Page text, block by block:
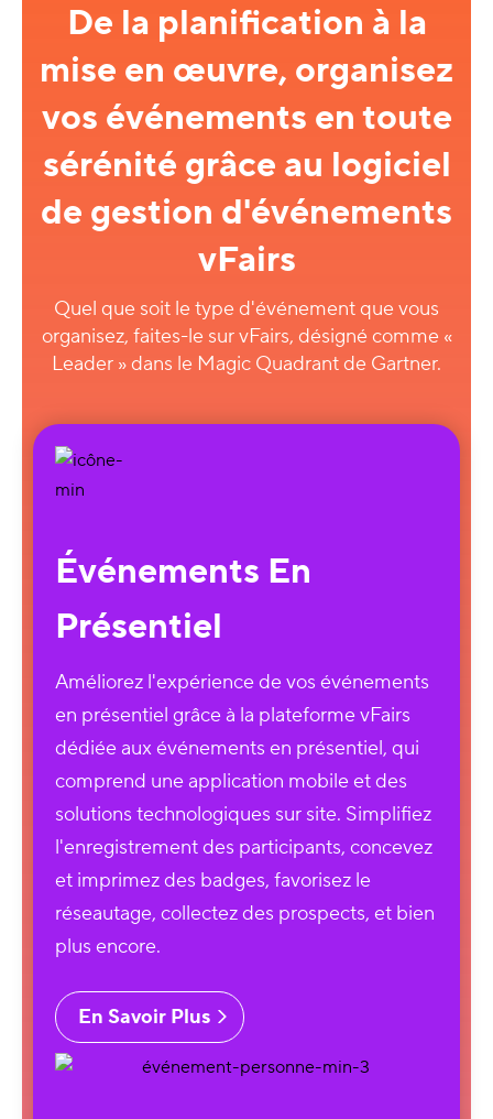
De la planification à la
mise en œuvre, organisez
vos événements en toute
sérénité grâce au logiciel
de gestion d'événements
vFairs
Quel que soit le type d'événement que vous
organisez, faites-le sur vFairs, désigné comme «
Leader » dans le Magic Quadrant de Gartner.
Événements En
Présentiel
Améliorez l'expérience de vos événements
en présentiel grâce à la plateforme vFairs
dédiée aux événements en présentiel, qui
comprend une application mobile et des
solutions technologiques sur site. Simplifiez
l'enregistrement des participants, concevez
et imprimez des badges, favorisez le
réseautage, collectez des prospects, et bien
plus encore.
En Savoir Plus